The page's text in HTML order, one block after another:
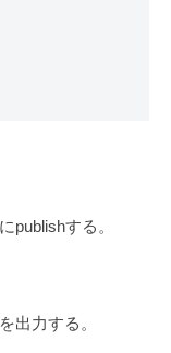
publishする。
出力する。